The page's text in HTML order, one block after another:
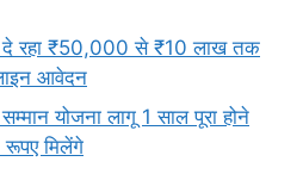
दे रहा ₹50,000 से ₹10 लाख तक
आवेदन
योजना लागू 1 साल पूरा होने
मिलेंगे